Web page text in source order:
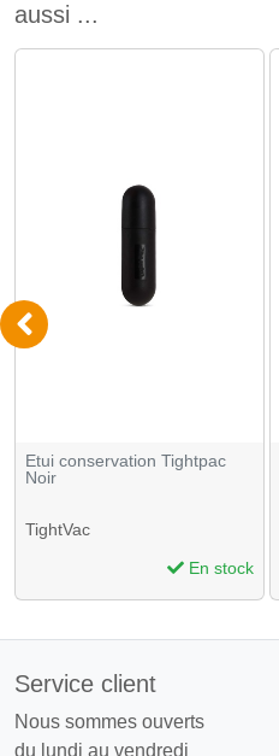
aussi ...
Etui conservation Tightpac
Noir
TightVac
En stock
Service client
Nous sommes ouverts
du lundi au vendredi